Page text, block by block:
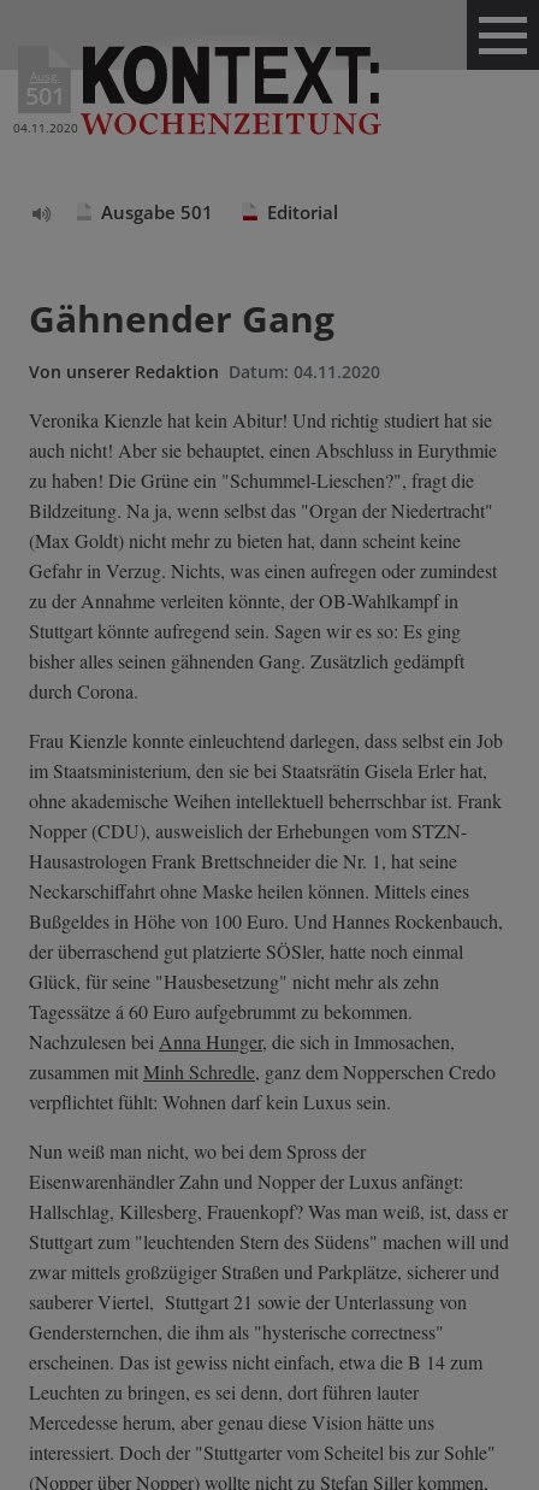
Ausg.
501
04.11.2020
Ausgabe 501 Editorial
Gähnender Gang
Von unserer Redaktion Datum: 04.11.2020
Veronika Kienzle hat kein Abitur! Und richtig studiert hat sie
auch nicht! Aber sie behauptet, einen Abschluss in Eurythmie
zu haben! Die Grüne ein "Schummel-Lieschen?", fragt die
Bildzeitung. Na ja, wenn selbst das "Organ der Niedertracht"
(Max Goldt) nicht mehr zu bieten hat, dann scheint keine
Gefahr in Verzug. Nichts, was einen aufregen oder zumindest
zu der Annahme verleiten könnte, der OB-Wahlkampf in
Stuttgart könnte aufregend sein. Sagen wir es so: Es ging
bisher alles seinen gähnenden Gang. Zusätzlich gedämpft
durch Corona.
Frau Kienzle konnte einleuchtend darlegen, dass selbst ein Job
im Staatsministerium, den sie bei Staatsrätin Gisela Erler hat,
ohne akademische Weihen intellektuell beherrschbar ist. Frank
Nopper (CDU), ausweislich der Erhebungen vom STZN-
Hausastrologen Frank Brettschneider die Nr. 1, hat seine
Neckarschiffahrt ohne Maske heilen können. Mittels eines
Bußgeldes in Höhe von 100 Euro. Und Hannes Rockenbauch,
der überraschend gut platzierte SÖSler, hatte noch einmal
Glück, für seine "Hausbesetzung" nicht mehr als zehn
Tagessätze á 60 Euro aufgebrummt zu bekommen.
Nachzulesen beiAnna Hunger, die sich in Immosachen,
zusammen mitMinh Schredle, ganz dem Nopperschen Credo
verpflichtet fühlt: Wohnen darf kein Luxus sein.
Nun weiß man nicht, wo bei dem Spross der
Eisenwarenhändler Zahn und Nopper der Luxus anfängt:
Hallschlag, Killesberg, Frauenkopf? Was man weiß, ist, dass er
Stuttgart zum "leuchtenden Stern des Südens" machen will und
zwar mittels großzügiger Straßen und Parkplätze, sicherer und
sauberer Viertel, Stuttgart 21 sowie der Unterlassung von
Gendersternchen, die ihm als "hysterische correctness"
erscheinen. Das ist gewiss nicht einfach, etwa die B 14 zum
Leuchten zu bringen, es sei denn, dort führen lauter
Mercedesse herum, aber genau diese Vision hätte uns
interessiert. Doch der "Stuttgarter vom Scheitel bis zur Sohle"
(Nopper über Nopper) wollte nicht zu Stefan Siller kommen,